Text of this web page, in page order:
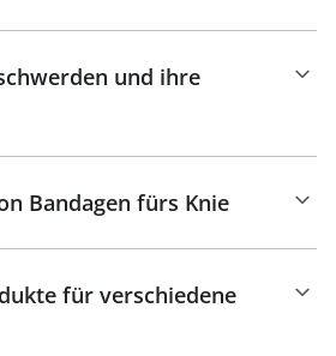
und ihre
Bandagen fürs Knie
für verschiedene